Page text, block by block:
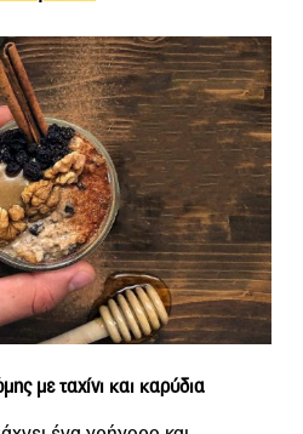
με ταχίνι και καρύδια